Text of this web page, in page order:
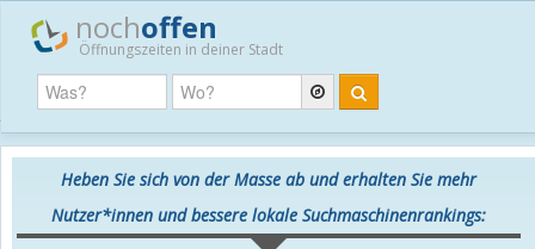
nochoffen
Öffnungszeiten in deiner Stadt
Heben Sie sich von der Masse ab und erhalten Sie mehr
Nutzer*innen und bessere lokale Suchmaschinenrankings: